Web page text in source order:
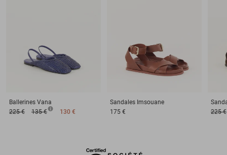
Ballerines Vana
225 €
135 € 130 €
Sandales Imsouane
175 €
225 €